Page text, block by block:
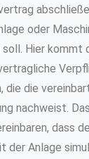
oder
Hier kommt
die
nachweist.
dass
der Anlage